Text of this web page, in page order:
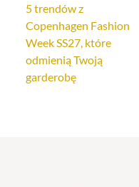
5 trendów z
Copenhagen Fashion
Week SS27, które
odmienią Twoją
garderobę